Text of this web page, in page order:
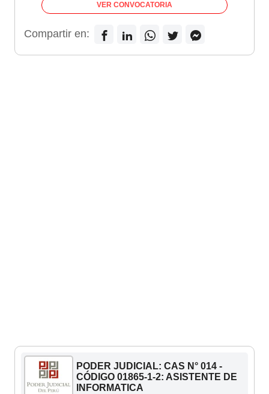
VER CONVOCATORIA
Compartir en:
PODER JUDICIAL: CAS N° 014 -
CÓDIGO 01865-1-2: ASISTENTE DE
INFORMATICA